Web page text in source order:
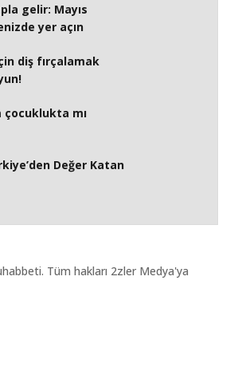
gelir: Mayıs
yer açın
diş fırçalamak
çocuklukta mı
Değer Katan
Tüm hakları 2zler Medya'ya